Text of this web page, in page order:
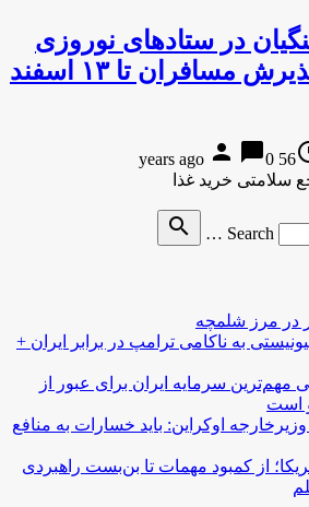
در ستادهای نوروزی
از عصر امروز/ پذیرش مسافران تا ۱۳ اسفند
56 years ago
person chat_bubble0
Search …
search
در مرز شلمچه
به ناکامی ترامپ در برابر ایران +
مهم‌ترین سرمایه ایران برای عبور از
است
اوکراین: باید خسارات به منافع
از کمبود مهمات تا بن‌بست راهبردی